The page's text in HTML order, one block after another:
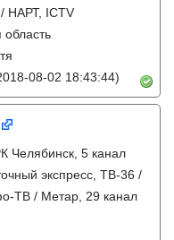
НАРТ, ICTV
08-02 18:43:44)
Челябинск, 5 канал
экспресс, ТВ-36 /
ТВ / Метар, 29 канал